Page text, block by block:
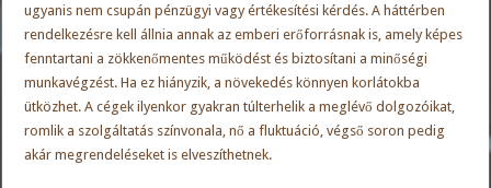
ugyanis nem csupán pénzügyi vagy értékesítési kérdés. A háttérben
rendelkezésre kell állnia annak az emberi erőforrásnak is, amely képes
fenntartani a zökkenőmentes működést és biztosítani a minőségi
munkavégzést. Ha ez hiányzik, a növekedés könnyen korlátokba
ütközhet. A cégek ilyenkor gyakran túlterhelik a meglévő dolgozóikat,
romlik a szolgáltatás színvonala, nő a fluktuáció, végső soron pedig
akár megrendeléseket is elveszíthetnek.